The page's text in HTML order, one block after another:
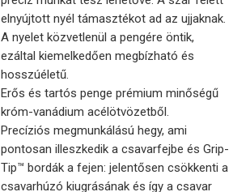
elnyújtott nyél támasztékot ad az ujjaknak.
A nyelet közvetlenül a pengére öntik,
ezáltal kiemelkedően megbízható és
hosszúéletű.
Erős és tartós penge prémium minőségű
króm-vanádium acélötvözetből.
Precíziós megmunkálású hegy, ami
pontosan illeszkedik a csavarfejbe és Grip-
Tip™ bordák a fejen: jelentősen csökkenti a
csavarhúzó kiugrásának és így a csavar